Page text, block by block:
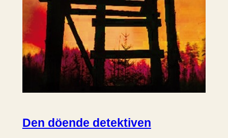
Den döende detektiven